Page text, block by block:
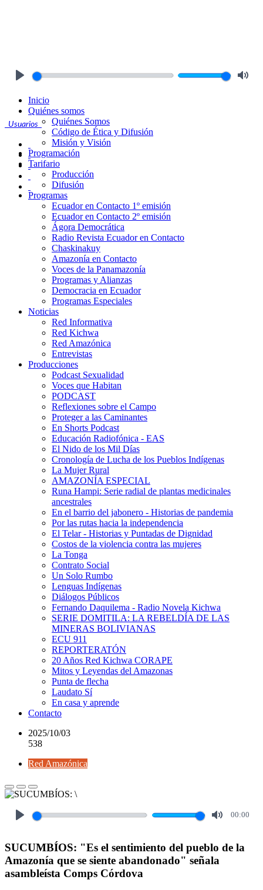
Usuarios
Inicio
Quiénes somos
Quiénes Somos
Código de Ética y Difusión
Misión y Visión
Programación
Tarifario
Producción
Difusión
Programas
Ecuador en Contacto 1º emisión
Ecuador en Contacto 2º emisión
Ágora Democrática
Radio Revista Ecuador en Contacto
Chaskinakuy
Amazonía en Contacto
Voces de la Panamazonía
Programas y Alianzas
Democracia en Ecuador
Programas Especiales
Noticias
Red Informativa
Red Kichwa
Red Amazónica
Entrevistas
Producciones
Podcast Sexualidad
Voces que Habitan
PODCAST
Reflexiones sobre el Campo
Proteger a las Caminantes
En Shorts Podcast
Educación Radiofónica - EAS
El Nido de los Mil Días
Cronología de Lucha de los Pueblos Indígenas
La Mujer Rural
AMAZONÍA ESPECIAL
Runa Hampi: Serie radial de plantas medicinales
ancestrales
En el barrio del jabonero - Historias de pandemia
Por las rutas hacia la independencia
El Telar - Historias y Puntadas de Dignidad
Costos de la violencia contra las mujeres
La Tonga
Contrato Social
Un Solo Rumbo
Lenguas Indígenas
Diálogos Públicos
Fernando Daquilema - Radio Novela Kichwa
SERIE DOMITILA: LA REBELDÍA DE LAS
MINERAS BOLIVIANAS
ECU 911
REPORTERATÓN
20 Años Red Kichwa CORAPE
Mitos y Leyendas del Amazonas
Punta de flecha
Laudato Sí
En casa y aprende
Contacto
2025/10/03
538
Red Amazónica
00:00
SUCUMBÍOS: "Es el sentimiento del pueblo de la
Amazonía que se siente abandonado" señala
asambleísta Comps Córdova